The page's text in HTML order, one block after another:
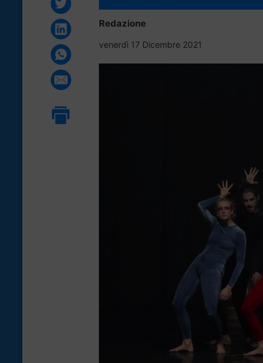
Redazione
venerdì 17 Dicembre 2021